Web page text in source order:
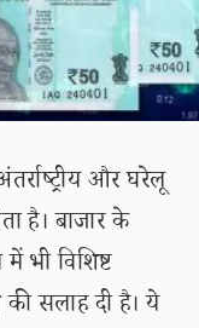
और घरेलू
है। बाजार के
भी विशिष्ट
सलाह दी है। ये